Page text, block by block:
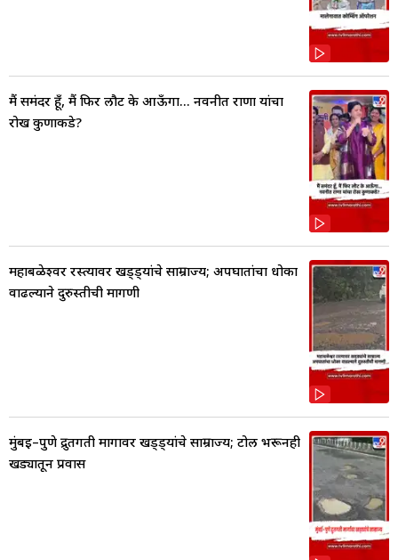
मैं समंदर हूँ, मैं फिर लौट के आऊँगा... नवनीत राणा यांचा
रोख कुणाकडे?
महाबळेश्वर रस्त्यावर खड्ड्यांचे साम्राज्य; अपघातांचा धोका
वाढल्याने दुरुस्तीची मागणी
मुंबई–पुणे द्रुतगती मार्गावर खड्ड्यांचे साम्राज्य; टोल भरूनही
खड्यातून प्रवास